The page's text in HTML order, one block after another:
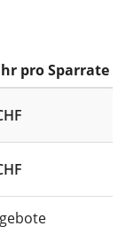
pro Sparrate